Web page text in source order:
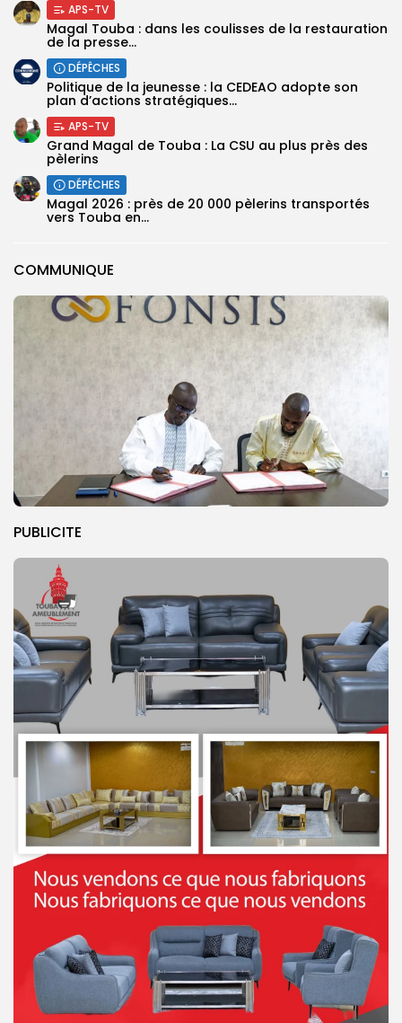
COMMUNIQUE
PUBLICITE
APS-TV
Magal Touba : dans les coulisses de la restauration
de la presse...
DÉPÊCHES
Politique de la jeunesse : la CEDEAO adopte son
plan d’actions stratégiques...
APS-TV
Grand Magal de Touba : La CSU au plus près des
pèlerins
DÉPÊCHES
Magal 2026 : près de 20 000 pèlerins transportés
vers Touba en...